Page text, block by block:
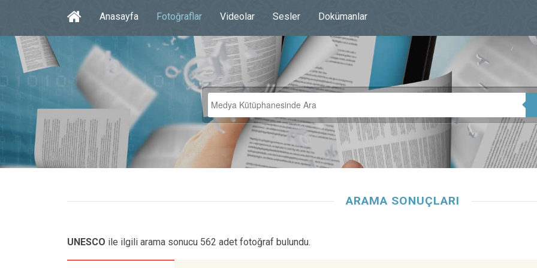
Anasayfa Fotoğraflar Videolar Sesler Dokümanlar
ARAMA SONUÇLARI
UNESCO ile ilgili arama sonucu 562 adet fotoğraf bulundu.